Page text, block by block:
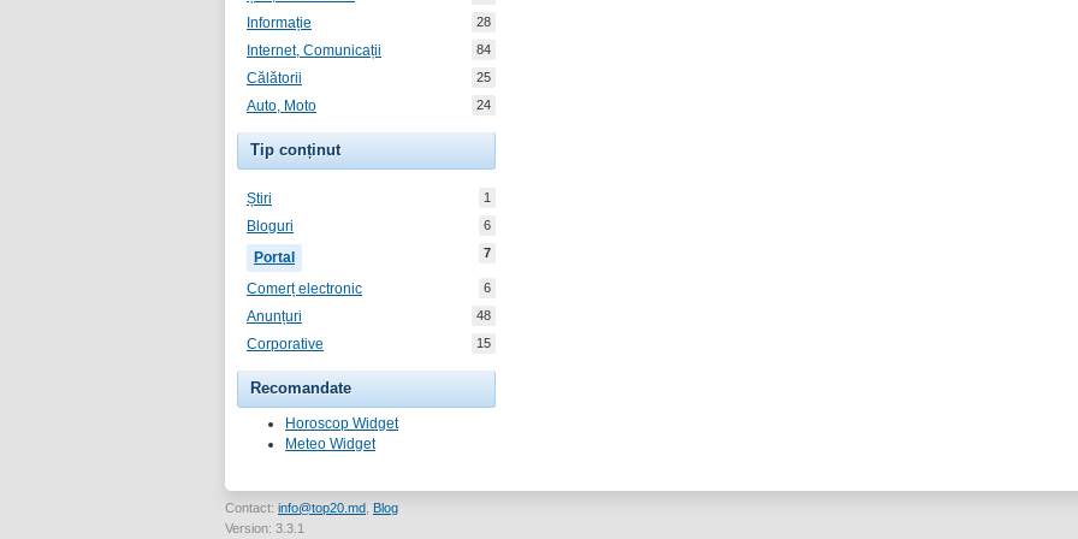
Informație 28
Internet, Comunicații 84
Călătorii 25
Auto, Moto 24
Tip conținut
Știri 1
Bloguri 6
Portal 7
Comerț electronic 6
Anunțuri 48
Corporative 15
Recomandate
Horoscop Widget
Meteo Widget
Contact: info@top20.md Blog
Version: 3.3.1